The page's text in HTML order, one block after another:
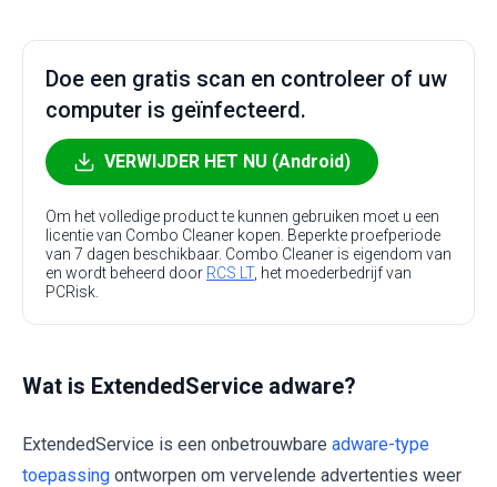
Doe een gratis scan en controleer of uw
computer is geïnfecteerd.
VERWIJDER HET NU (Android)
Om het volledige product te kunnen gebruiken moet u een
licentie van Combo Cleaner kopen. Beperkte proefperiode
van 7 dagen beschikbaar. Combo Cleaner is eigendom van
en wordt beheerd door RCS LT, het moederbedrijf van
PCRisk.
Wat is ExtendedService adware?
ExtendedService is een onbetrouwbare adware-type
toepassing ontworpen om vervelende advertenties weer